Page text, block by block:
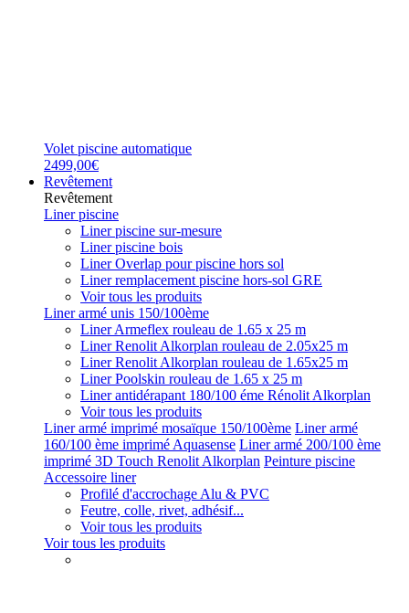
Volet piscine automatique
2499,00€
Revêtement
Revêtement
Liner piscine
Liner piscine sur-mesure
Liner piscine bois
Liner Overlap pour piscine hors sol
Liner remplacement piscine hors-sol GRE
Voir tous les produits
Liner armé unis 150/100ème
Liner Armeflex rouleau de 1.65 x 25 m
Liner Renolit Alkorplan rouleau de 2.05x25 m
Liner Renolit Alkorplan rouleau de 1.65x25 m
Liner Poolskin rouleau de 1.65 x 25 m
Liner antidérapant 180/100 éme Rénolit Alkorplan
Voir tous les produits
Liner armé imprimé mosaïque 150/100ème Liner armé
160/100 ème imprimé Aquasense Liner armé 200/100 ème
imprimé 3D Touch Renolit Alkorplan Peinture piscine
Accessoire liner
Profilé d'accrochage Alu & PVC
Feutre, colle, rivet, adhésif...
Voir tous les produits
Voir tous les produits